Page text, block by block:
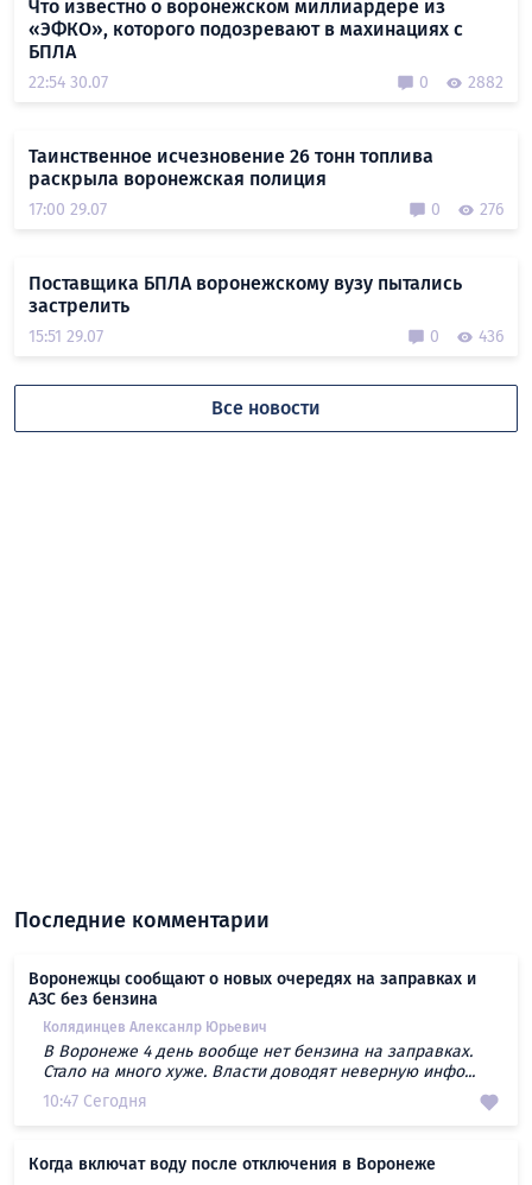
Что известно о воронежском миллиардере из
«ЭФКО», которого подозревают в махинациях с
БПЛА
22:54 30.07 0 2882
Таинственное исчезновение 26 тонн топлива
раскрыла воронежская полиция
17:00 29.07 0 276
Поставщика БПЛА воронежскому вузу пытались
застрелить
15:51 29.07 0 436
Все новости
Последние комментарии
Воронежцы сообщают о новых очередях на заправках и
АЗС без бензина
Колядинцев Алексанлр Юрьевич
В Воронеже 4 день вообще нет бензина на заправках.
Стало на много хуже. Власти доводят неверную инфо...
10:47 Сегодня
Когда включат воду после отключения в Воронеже